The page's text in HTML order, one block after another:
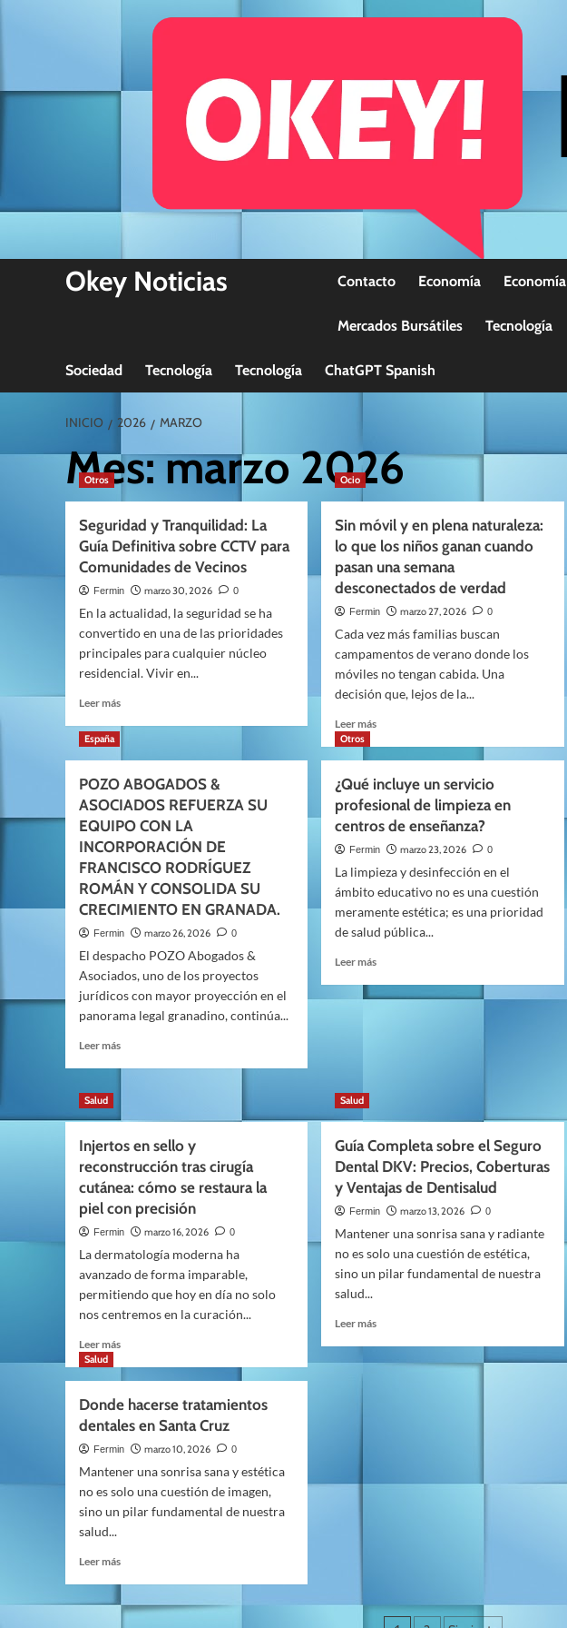
Okey Noticias Contacto Economía Economía
Mercados Bursátiles Tecnología
Sociedad Tecnología Tecnología ChatGPT Spanish
INICIO 2026 MARZO
Mes:marzo 2026
Otros
Seguridad y Tranquilidad: La
Guía Definitiva sobre CCTV para
Comunidades de Vecinos
Fermin marzo 30, 2026 0
En la actualidad, la seguridad se ha
convertido en una de las prioridades
principales para cualquier núcleo
residencial. Vivir en...
Leer másLeer
Tranquilidad:
La
Guía
sobre
CCTV
para
Comunidades
Vecinos
Ocio
Sin móvil y en plena naturaleza:
lo que los niños ganan cuando
pasan una semana
desconectados de verdad
Fermin marzo 27, 2026 0
Cada vez más familias buscan
campamentos de verano donde los
móviles no tengan cabida. Una
decisión que, lejos de la...
Leer másLeer
móvil
y
en
plena
lo
que
los
niños
cuando
una
España
POZO ABOGADOS &
ASOCIADOS REFUERZA SU
EQUIPO CON LA
INCORPORACIÓN DE
FRANCISCO RODRÍGUEZ
ROMÁN Y CONSOLIDA SU
CRECIMIENTO EN GRANADA.
Fermin marzo 26, 2026 0
El despacho POZO Abogados &
Asociados, uno de los proyectos
jurídicos con mayor proyección en el
panorama legal granadino, continúa...
Leer másLeer
ASOCIADOS
REFUERZA
EQUIPO
CON
LA
INCORPORACIÓN
RODRÍGUEZ
ROMÁN
SU
EN
GRANADA.
Otros
¿Qué incluye un servicio
profesional de limpieza en
centros de enseñanza?
Fermin marzo 23, 2026 0
La limpieza y desinfección en el
ámbito educativo no es una cuestión
meramente estética; es una prioridad
de salud pública...
Leer másLeer
sobre
centros
de
enseñanza?
Salud
Injertos en sello y
reconstrucción tras cirugía
cutánea: cómo se restaura la
piel con precisión
Fermin marzo 16, 2026 0
La dermatología moderna ha
avanzado de forma imparable,
permitiendo que hoy en día no solo
nos centremos en la curación...
Leer másLeer
en
sello
y
tras
cirugía
cutánea:
restaura
la
Salud
Guía Completa sobre el Seguro
Dental DKV: Precios, Coberturas
y Ventajas de Dentisalud
Fermin marzo 13, 2026 0
Mantener una sonrisa sana y radiante
no es solo una cuestión de estética,
sino un pilar fundamental de nuestra
salud...
Leer másLeer
Salud
Donde hacerse tratamientos
dentales en Santa Cruz
Fermin marzo 10, 2026 0
Mantener una sonrisa sana y estética
no es solo una cuestión de imagen,
sino un pilar fundamental de nuestra
salud...
Leer másLeer
Donde